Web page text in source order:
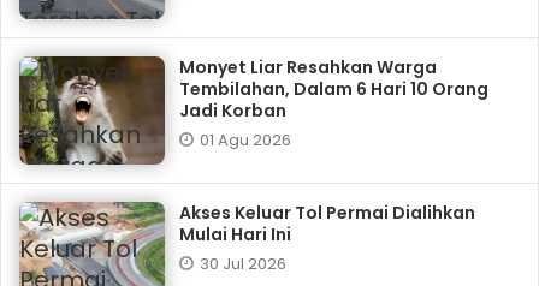
Monyet Liar Resahkan Warga
Tembilahan, Dalam 6 Hari 10 Orang
Jadi Korban
01 Agu 2026
Akses Keluar Tol Permai Dialihkan
Mulai Hari Ini
30 Jul 2026